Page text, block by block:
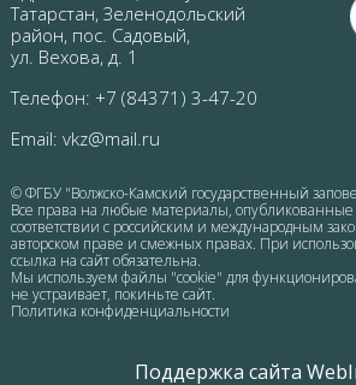
Татарстан, Зеленодольский
район, пос. Садовый,
ул. Вехова, д. 1
Телефон: +7 (84371) 3-47-20
Email: vkz@mail.ru
© ФГБУ "Волжско-Камский государственный
Все права на любые материалы,
соответствии с российским и международным
авторском праве и смежных правах. При
ссылка на сайт обязательна.
Мы используем файлы "cookie" для
не устраивает, покиньте сайт.
Политика конфиденциальности
Поддержка сайта